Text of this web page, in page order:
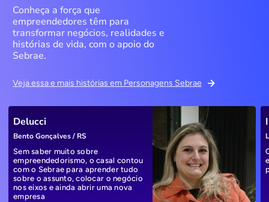
Conheça a força que
empreendedores têm para
transformar negócios, realidades e
histórias de vida, com o apoio do
Sebrae.
Veja essa e mais histórias em Personagens Sebrae
Delucci
Bento Gonçalves / RS
Sem saber muito sobre
empreendedorismo, o casal contou
com o Sebrae para aprender tudo
sobre o assunto, colocar o negócio
nos eixos e ainda abrir uma nova
empresa